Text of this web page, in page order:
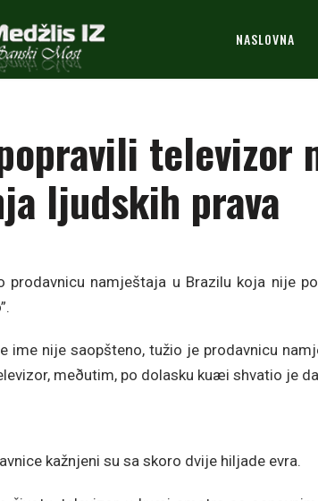
NASLOVNA
televizor
ljudskih prava
prodavnicu namještaja u Brazilu koja nije
ime nije saopšteno, tužio je prodavnicu
meðutim, po dolasku kuæi shvatio je
kažnjeni su sa skoro dvije hiljade evra.